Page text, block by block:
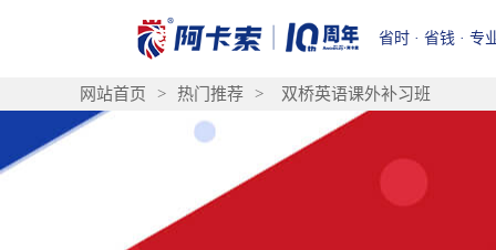
省时 · 省钱 · 专
网站首页 > 热门推荐 > 双桥英语课外补习班